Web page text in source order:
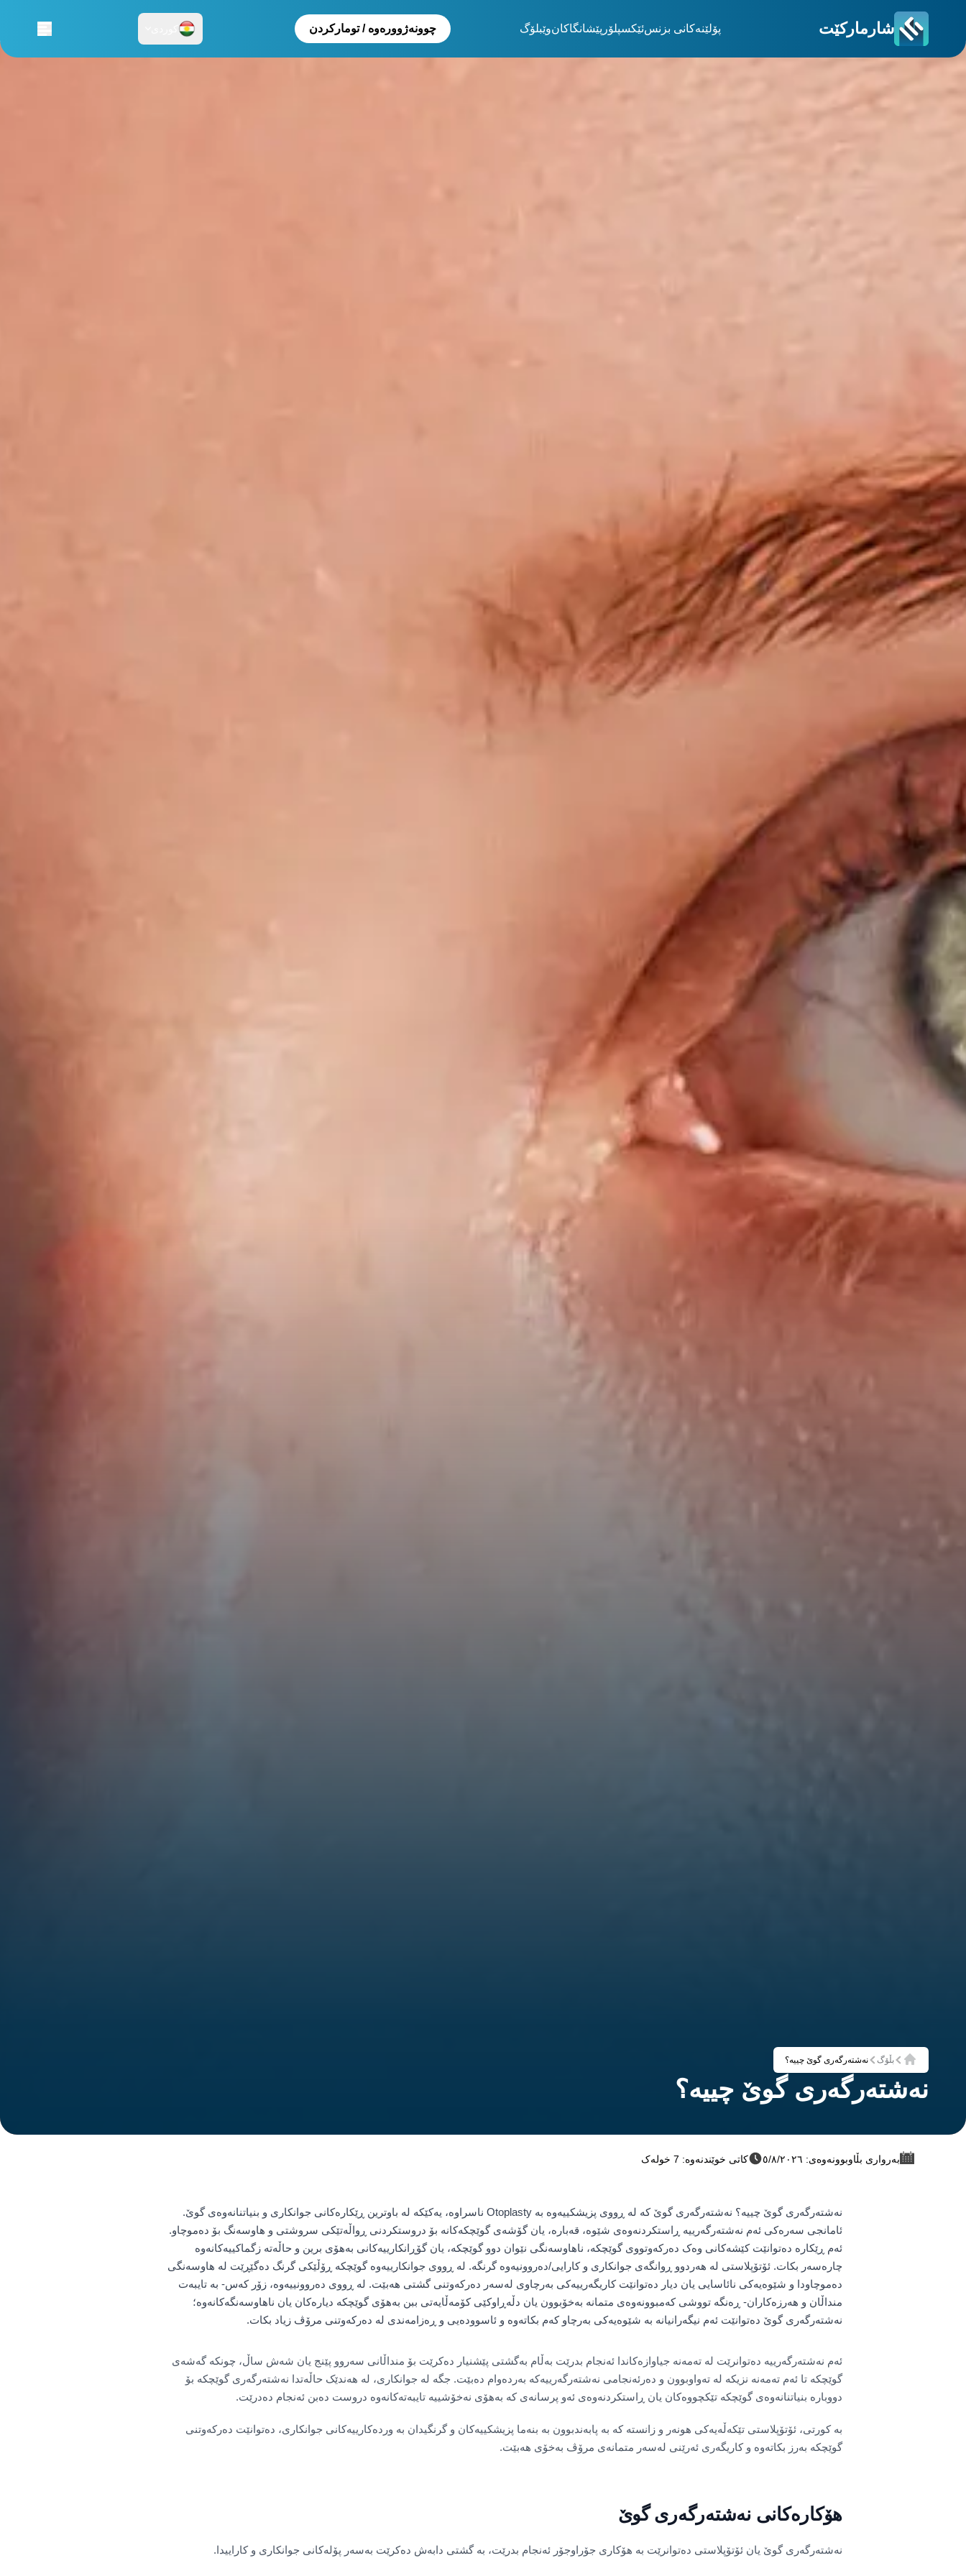
شارمارکێت پۆلێنەکانی بزنسئێکسپلۆر پێشانگاکانوێبلۆگ چوونەژوورەوە / تومارکردن
ماڵەوە
بڵۆگ نەشتەرگەری گوێ چییە؟
نەشتەرگەری گوێ چییە؟
بەرواری بڵاوبوونەوەی: ٥/٨/٢٠٢٦ کاتی خوێندنەوە: 7 خولەک
نەشتەرگەری گوێ چییە؟ نەشتەرگەری گوێ کە لە ڕووی پزیشکییەوە بە Otoplasty ناسراوە، یەکێکە لە باوترین ڕێکارەکانی جوانکاری و بنیاتنانەوەی گوێ.
ئامانجی سەرەکی ئەم نەشتەرگەرییە ڕاستکردنەوەی شێوە، قەبارە، یان گۆشەی گوێچکەکانە بۆ دروستکردنی ڕواڵەتێکی سروشتی و هاوسەنگ بۆ دەموچاو.
ئەم ڕێکارە دەتوانێت کێشەکانی وەک دەرکەوتووی گوێچکە، ناهاوسەنگی نێوان دوو گوێچکە، یان گۆڕانکارییەکانی بەهۆی برین و حاڵەتە زگماکییەکانەوە
چارەسەر بکات. ئۆتۆپلاستی لە هەردوو ڕوانگەی جوانکاری و کارایی/دەروونیەوە گرنگە. لە ڕووی جوانکارییەوە گوێچکە ڕۆڵێکی گرنگ دەگێڕێت لە هاوسەنگی
دەموچاودا و شێوەیەکی نائاسایی یان دیار دەتوانێت کاریگەرییەکی بەرچاوی لەسەر دەرکەوتنی گشتی هەبێت. لە ڕووی دەروونییەوە، زۆر کەس- بە تایبەت
منداڵان و هەرزەکاران- ڕەنگە تووشی کەمبوونەوەی متمانە بەخۆبوون یان دڵەڕاوکێی کۆمەڵایەتی ببن بەهۆی گوێچکە دیارەکان یان ناهاوسەنگەکانەوە؛
نەشتەرگەری گوێ دەتوانێت ئەم نیگەرانیانە بە شێوەیەکی بەرچاو کەم بکاتەوە و ئاسوودەیی و ڕەزامەندی لە دەرکەوتنی مرۆڤ زیاد بکات.
ئەم نەشتەرگەرییە دەتوانرێت لە تەمەنە جیاوازەکاندا ئەنجام بدرێت بەڵام بەگشتی پێشنیار دەکرێت بۆ منداڵانی سەروو پێنج یان شەش ساڵ، چونکە گەشەی
گوێچکە تا ئەم تەمەنە نزیکە لە تەواوبوون و دەرئەنجامی نەشتەرگەرییەکە بەردەوام دەبێت. جگە لە جوانکاری، لە هەندێک حاڵەتدا نەشتەرگەری گوێچکە بۆ
دووبارە بنیاتنانەوەی گوێچکە تێکچووەکان یان ڕاستکردنەوەی ئەو پرسانەی کە بەهۆی نەخۆشییە تایبەتەکانەوە دروست دەبن ئەنجام دەدرێت.
بە کورتی، ئۆتۆپلاستی تێکەڵەیەکی هونەر و زانستە کە بە پابەندبوون بە بنەما پزیشکییەکان و گرنگیدان بە وردەکارییەکانی جوانکاری، دەتوانێت دەرکەوتنی
گوێچکە بەرز بکاتەوە و کاریگەری ئەرێنی لەسەر متمانەی مرۆڤ بەخۆی هەبێت.
هۆکارەکانی نەشتەرگەری گوێ
نەشتەرگەری گوێ یان ئۆتۆپلاستی دەتوانرێت بە هۆکاری جۆراوجۆر ئەنجام بدرێت، بە گشتی دابەش دەکرێت بەسەر پۆلەکانی جوانکاری و کاراییدا.